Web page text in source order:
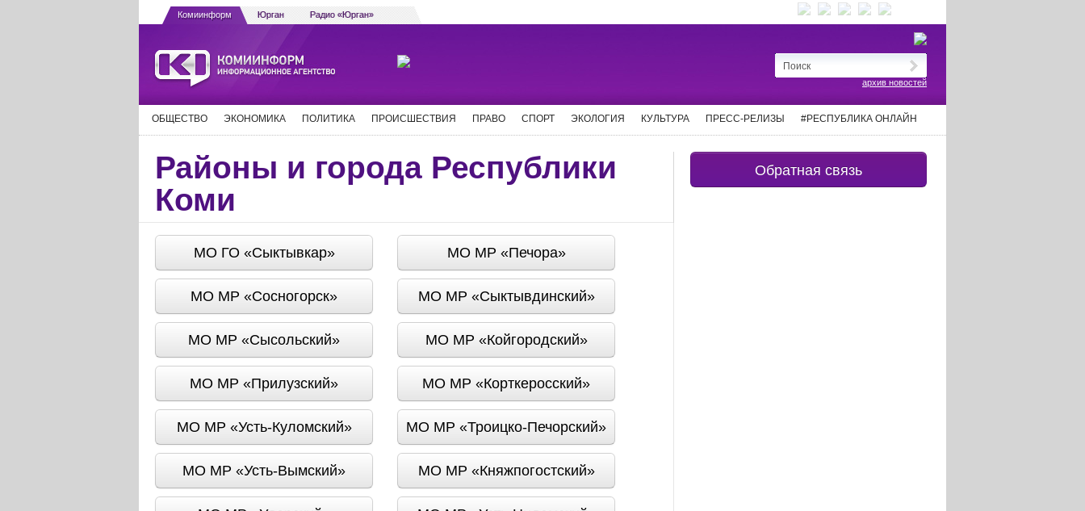
Комиинформ Юрган Радио «Юрган»
архив новостей
ОБЩЕСТВО ЭКОНОМИКА ПОЛИТИКА ПРОИСШЕСТВИЯ ПРАВО СПОРТ ЭКОЛОГИЯ КУЛЬТУРА ПРЕСС-РЕЛИЗЫ #РЕСПУБЛИКА ОНЛАЙН
Районы и города Республики
Коми
МО ГО «Сыктывкар» МО МР «Печора»
МО МР «Сосногорск» МО МР «Сыктывдинский»
МО МР «Сысольский» МО МР «Койгородский»
МО МР «Прилузский» МО МР «Корткеросский»
МО МР «Усть-Куломский» МО МР «Троицко-Печорский»
МО МР «Усть-Вымский» МО МР «Княжпогостский»
Обратная связь